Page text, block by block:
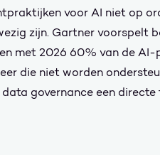
voor AI niet op
zijn. Gartner voorspelt
met 2026 60% van de AI-
die niet worden
governance een